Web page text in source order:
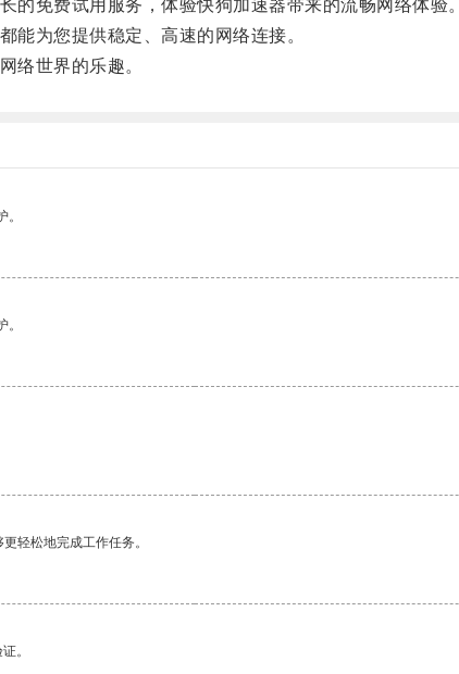
免费试用服务，体验快狗加速器带来的流畅网络体验。
为您提供稳定、高速的网络连接。
世界的乐趣。
轻松地完成工作任务。
。